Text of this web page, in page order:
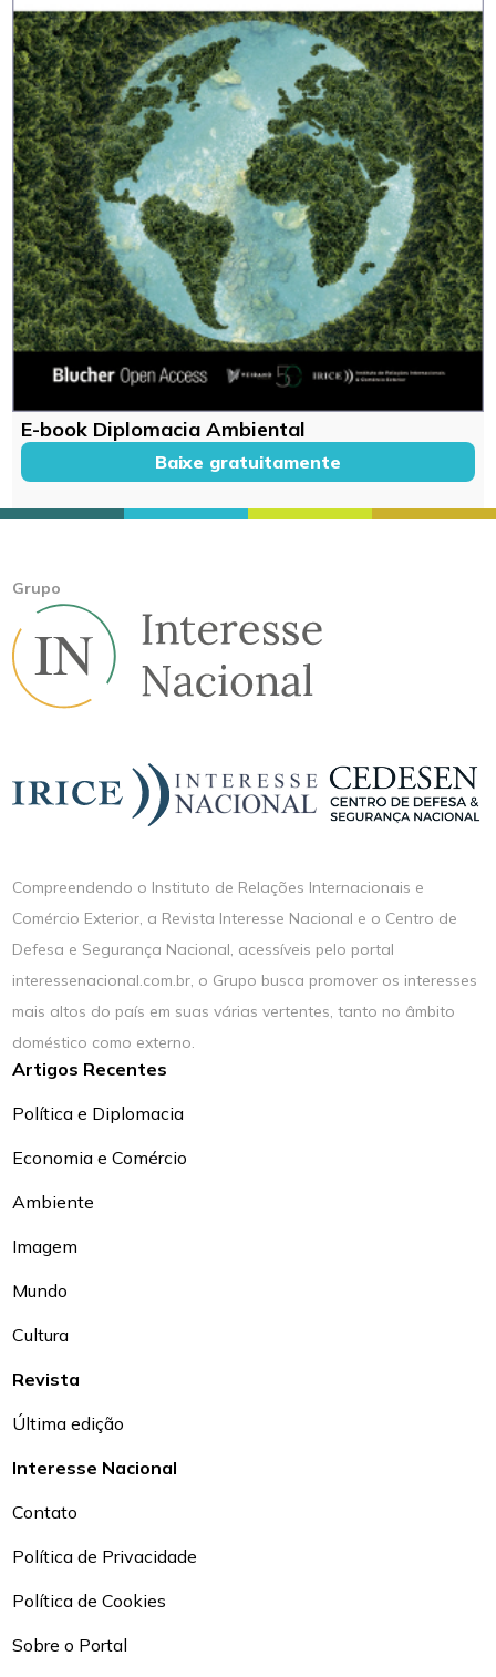
E-book Diplomacia Ambiental
Baixe gratuitamente
Grupo
Compreendendo o Instituto de Relações Internacionais e
Comércio Exterior, a Revista Interesse Nacional e o Centro de
Defesa e Segurança Nacional, acessíveis pelo portal
interessenacional.com.br, o Grupo busca promover os interesses
mais altos do país em suas várias vertentes, tanto no âmbito
doméstico como externo.
Artigos Recentes
Política e Diplomacia
Economia e Comércio
Ambiente
Imagem
Mundo
Cultura
Revista
Última edição
Interesse Nacional
Contato
Política de Privacidade
Política de Cookies
Sobre o Portal